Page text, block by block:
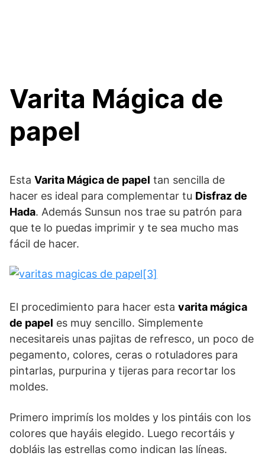
Varita Mágica de
papel
Esta Varita Mágica de papel tan sencilla de
hacer es ideal para complementar tu Disfraz de
Hada. Además Sunsun nos trae su patrón para
que te lo puedas imprimir y te sea mucho mas
fácil de hacer.
El procedimiento para hacer esta varita mágica
de papel es muy sencillo. Simplemente
necesitareis unas pajitas de refresco, un poco de
pegamento, colores, ceras o rotuladores para
pintarlas, purpurina y tijeras para recortar los
moldes.
Primero imprimís los moldes y los pintáis con los
colores que hayáis elegido. Luego recortáis y
dobláis las estrellas como indican las líneas.